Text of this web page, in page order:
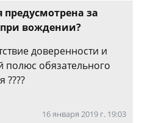
за
при вождении?
доверенности и
полюс обязательного
????
16 января 2019 г. 19:03